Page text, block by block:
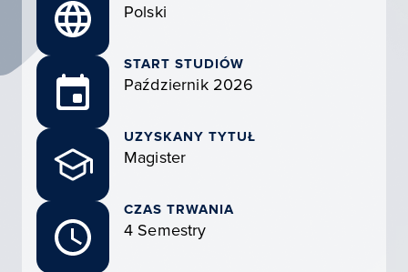
Polski
START STUDIÓW
Październik 2026
UZYSKANY TYTUŁ
Magister
CZAS TRWANIA
4 Semestry